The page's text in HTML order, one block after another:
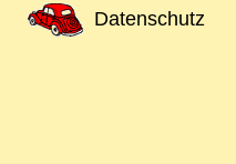
Datenschutz